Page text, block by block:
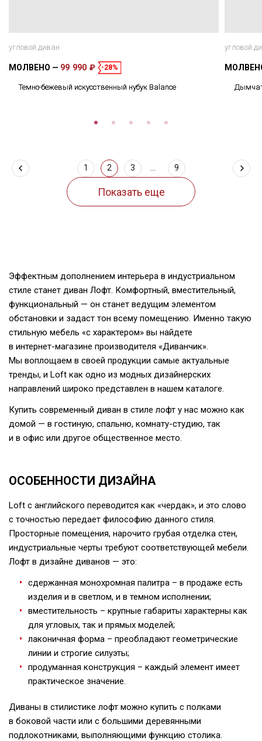
угловой диван
МОЛВЕНО 99 990 ₽ -28%
Темно-бежевый искусственный нубук Balance
угловой
1 2 3 ... 9
Эффектным дополнением интерьера в индустриальном
стиле станет диван Лофт. Комфортный, вместительный,
функциональный — он станет ведущим элементом
обстановки и задаст тон всему помещению. Именно такую
стильную мебель «с характером» вы найдете
в интернет-магазине производителя «Диванчик».
Мы воплощаем в своей продукции самые актуальные
тренды, и Loft как одно из модных дизайнерских
направлений широко представлен в нашем каталоге.
Купить современный диван в стиле лофт у нас можно как
домой — в гостиную, спальню, комнату-студию, так
и в офис или другое общественное место.
ОСОБЕННОСТИ ДИЗАЙНА
Loft с английского переводится как «чердак», и это слово
с точностью передает философию данного стиля.
Просторные помещения, нарочито грубая отделка стен,
индустриальные черты требуют соответствующей мебели.
Лофт в дизайне диванов — это:
сдержанная монохромная палитра – в продаже есть
изделия и в светлом, и в темном исполнении;
вместительность – крупные габариты характерны как
для угловых, так и прямых моделей;
лаконичная форма – преобладают геометрические
линии и строгие силуэты;
продуманная конструкция – каждый элемент имеет
практическое значение.
Диваны в стилистике лофт можно купить с полками
в боковой части или с большими деревянными
подлокотниками, выполняющими функцию столика.